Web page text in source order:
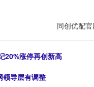
同创优配
20%涨停再创新高
领导层有调整